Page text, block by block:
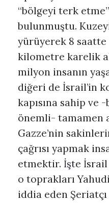
“bölgeyi terk
bulunmuştu.
yürüyerek 8 saatte
kilometre karelik
milyon insanın
diğeri de İsrail’in
kapısına sahip ve
önemli- tamamen
Gazze’nin
çağrısı yapmak
etmektir. İşte İsrail
o toprakları
iddia eden